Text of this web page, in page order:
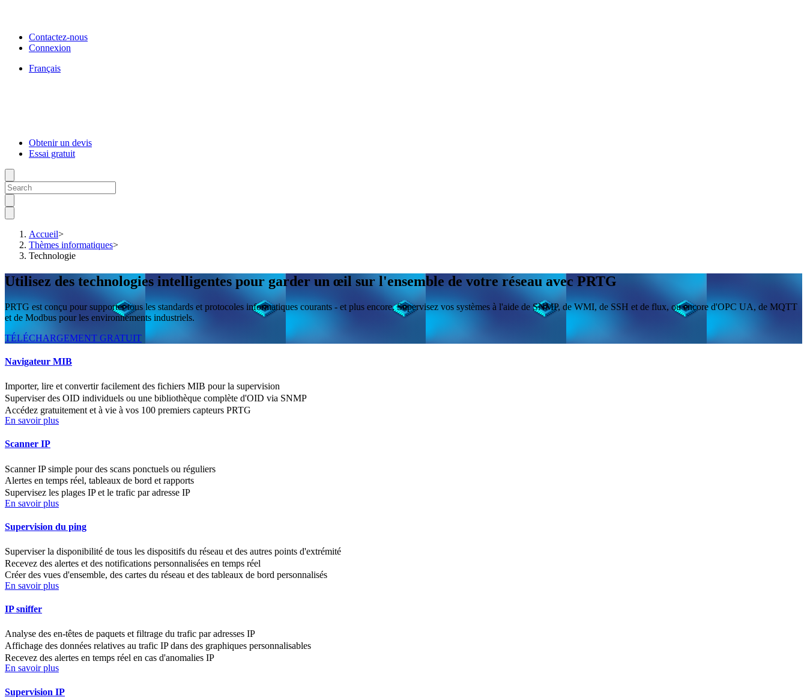
Contactez-nous
Connexion
Français
Obtenir un devis
Essai gratuit
Accueil>
Thèmes informatiques>
Technologie
Utilisez des technologies intelligentes pour garder un œil sur l'ensemble de votre réseau avec PRTG
PRTG est conçu pour supporter tous les standards et protocoles informatiques courants - et plus encore. Supervisez vos systèmes à l'aide de SNMP, de WMI, de SSH et de flux, ou encore d'OPC UA, de MQTT
et de Modbus pour les environnements industriels.
TÉLÉCHARGEMENT GRATUIT
Navigateur MIB
Importer, lire et convertir facilement des fichiers MIB pour la supervision
Superviser des OID individuels ou une bibliothèque complète d'OID via SNMP
Accédez gratuitement et à vie à vos 100 premiers capteurs PRTG
En savoir plus
Scanner IP
Scanner IP simple pour des scans ponctuels ou réguliers
Alertes en temps réel, tableaux de bord et rapports
Supervisez les plages IP et le trafic par adresse IP
En savoir plus
Supervision du ping
Superviser la disponibilité de tous les dispositifs du réseau et des autres points d'extrémité
Recevez des alertes et des notifications personnalisées en temps réel
Créer des vues d'ensemble, des cartes du réseau et des tableaux de bord personnalisés
En savoir plus
IP sniffer
Analyse des en-têtes de paquets et filtrage du trafic par adresses IP
Affichage des données relatives au trafic IP dans des graphiques personnalisables
Recevez des alertes en temps réel en cas d'anomalies IP
En savoir plus
Supervision IP